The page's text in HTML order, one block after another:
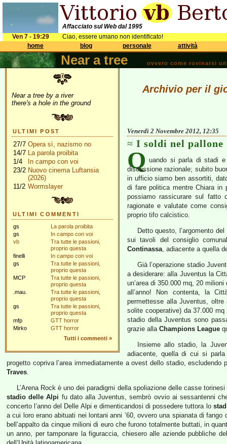
Affacciato sul Web dal 1995
Ven 7 - 19:29
Ciao, essere umano non identificato!
home
blog personale attività
Near a tree ovvero come rovinarsi
Near a tree by a river
there's a hole in the ground
ULTIMI POST
27/7 Opera sì, nazismo no
14/7 La parola proibita
1/4
In campo con voi
23/2 Nuovo cinema Luftansia
(2026)
11/2 Wormslayer
ULTIMI COMMENTI
gs
La parola proibita
gs
In campo con voi
vb
Tra tutte le passioni,
proprio questa
finelli
In campo con voi
gs
Tra tutte le passioni,
proprio questa
MCP
Tra tutte le passioni,
proprio questa
.mau.
Tra tutte le passioni,
proprio questa
gs
Tra tutte le passioni,
proprio questa
mfp
GTT horror
Mirko
GTT horror
Tutti i commenti »
Archivio per il
Venerdì 2 Novembre 2012, 12:35
I soldi nel pallone
Q uando si parla di stadi
discussione razionale; subito
in ufficio siamo ben assortiti,
di fare politica mentre Chiara
possiamo rassicurare sul
ragionate e valutate come
proprio tifo calcistico.
Detto questo, l’argomento
sui tavoli del consiglio
Continassa, adiacente a quella
Già l’operazione stadio
a desiderare: alla Juventus la
un’area di 350.000 mq, 20
all’anno! Non contenta, la
permettesse alla Juventus,
solite cooperative) da 37.000
stadio della Juventus sono
grazie alla Champions League
Insieme allo stadio, la
adiacente, quella di cui si
progetto copriva l’area immediatamente a ovest dello stadio, escludendo
Traves.
L’Arena Rock è uno dei paradigmi della spoliazione delle casse
stadio delle Alpi fu dato alla Juventus, sembrò ovvio ai sessantenni
concerto l’anno del Delle Alpi e dimenticandosi di possedere tuttora lo
a cui loro erano abituati nei lontani anni ’60, ovvero una spianata di
bell’appalto da cinque milioni di euro che furono totalmente buttati, in
un anno, per tamponare la figuraccia, chiesero alle aziende pubbliche